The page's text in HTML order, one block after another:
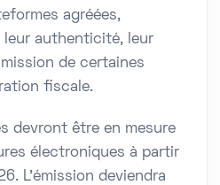
agréées,
leur authenticité, leur
de certaines
fiscale.
devront être en mesure
électroniques à partir
L’émission deviendra